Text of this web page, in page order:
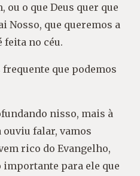
ou o que Deus quer que
Nosso, que queremos a
feita no céu.
que podemos
nisso, mais à
falar, vamos
rico do Evangelho,
importante para ele que